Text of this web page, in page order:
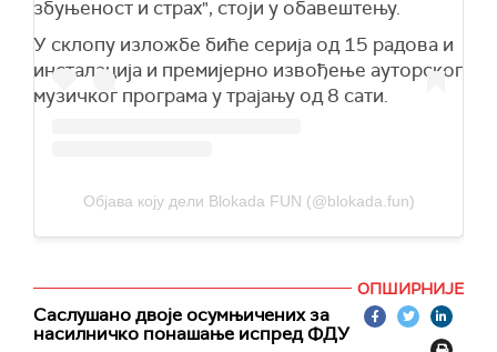
збуњеност и страх", стоји у обавештењу.
У склопу изложбе биће серија од 15 радова и
инсталација и премијерно извођење ауторског
музичког програма у трајању од 8 сати.
Објава коју дели Blokada FUN (@blokada.fun)
ОПШИРНИЈЕ
Саслушано двоје осумњичених за
насилничко понашање испред ФДУ